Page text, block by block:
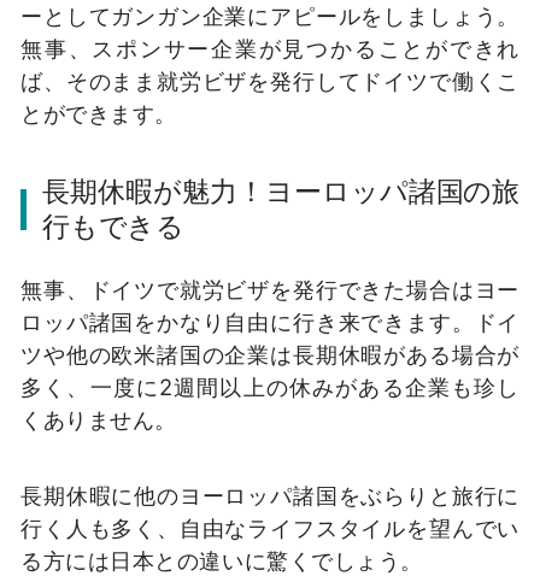
ーとしてガンガン企業にアピールをしましょう。
無事、スポンサー企業が見つかることができれ
ば、そのまま就労ビザを発行してドイツで働くこ
とができます。
長期休暇が魅力！ヨーロッパ諸国の旅
行もできる
無事、ドイツで就労ビザを発行できた場合はヨー
ロッパ諸国をかなり自由に行き来できます。ドイ
ツや他の欧米諸国の企業は長期休暇がある場合が
多く、一度に2週間以上の休みがある企業も珍し
くありません。
長期休暇に他のヨーロッパ諸国をぶらりと旅行に
行く人も多く、自由なライフスタイルを望んでい
る方には日本との違いに驚くでしょう。